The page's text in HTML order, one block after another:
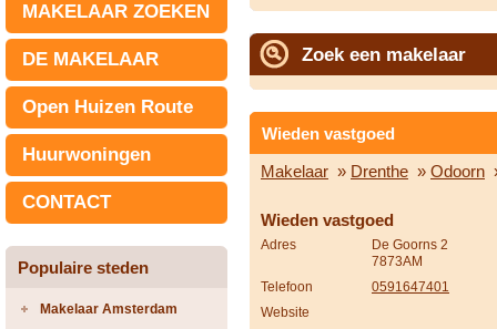
MAKELAAR ZOEKEN
DE MAKELAAR
Open Huizen Route
Huurwoningen
CONTACT
Populaire steden
Makelaar Amsterdam
Zoek een makelaar
Wieden vastgoed
Makelaar » Drenthe » Odoorn
Wieden vastgoed
Adres
De Goorns 2
7873AM
Telefoon
0591647401
Website